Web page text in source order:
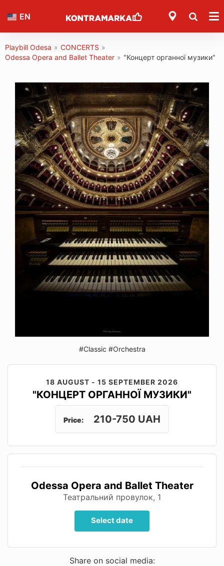
EN
Playbill Odesa » CONCERTS »
Odessa Opera and Ballet Theater » "Концерт органної музики"
#Classic #Orchestra
18 AUGUST - 15 SEPTEMBER 2026
"КОНЦЕРТ ОРГАННОЇ МУЗИКИ"
Price: 210-750 UAH
Odessa Opera and Ballet Theater
Театральний провулок, 1
Select date
Share on social media: